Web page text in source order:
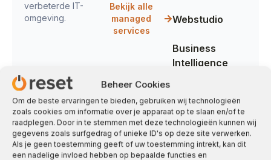
Beheer Cookies
Om de beste ervaringen te bieden, gebruiken wij technologieën
zoals cookies om informatie over je apparaat op te slaan en/of te
raadplegen. Door in te stemmen met deze technologieën kunnen wij
gegevens zoals surfgedrag of unieke ID's op deze site verwerken.
Als je geen toestemming geeft of uw toestemming intrekt, kan dit
een nadelige invloed hebben op bepaalde functies en
verbeterde IT-
omgeving.
Bekijk alle
managed
services
Webstudio
Business
Intelligence
Café